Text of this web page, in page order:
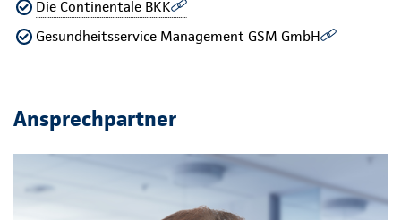
Die Continentale BKK
Gesundheitsservice Management GSM GmbH
Ansprechpartner